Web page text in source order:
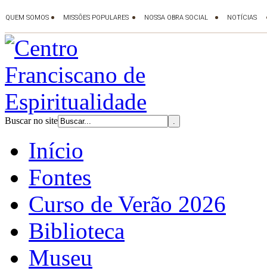
Buscar no site
Início
Fontes
Curso de Verão 2026
Biblioteca
Museu